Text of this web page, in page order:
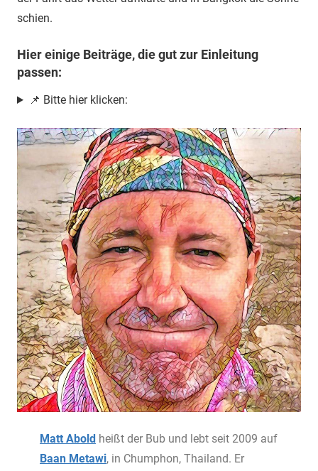
schien.
Hier einige Beiträge, die gut zur Einleitung
passen:
📌 Bitte hier klicken:
Matt Abold heißt der Bub und lebt seit 2009 auf
Baan Metawi, in Chumphon, Thailand. Er